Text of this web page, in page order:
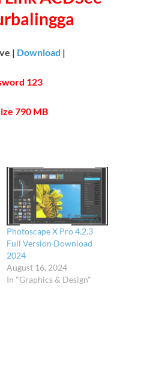
| Download |
123
790 MB
Photoscape X Pro 4.2.3
Full Version Download
2024
August 16, 2024
In "Graphics & Design"